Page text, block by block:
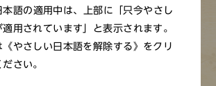
間（1097～99）に山津波の被害を受ける
2）年に大和国吉野河上高原寺（かわかみ
職仁西（じんせい）上人が再修、薬師如
本語の適用中は、上部に「只今やさし
用されています」と表示されます。
《やさしい日本語を解除する》をクリ
さい。